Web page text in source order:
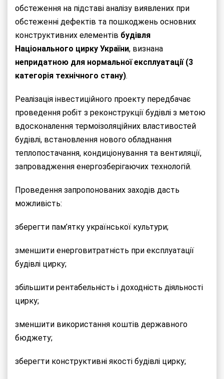
обстеження на підставі аналізу виявлених при
обстеженні дефектів та пошкоджень основних
конструктивних елементів будівля
Національного цирку України, визнана
непридатною для нормальної експлуатації (3
категорія технічного стану).
Реалізація інвестиційного проекту передбачає
проведення робіт з реконструкції будівлі з метою
вдосконалення термоізоляційних властивостей
будівлі, встановлення нового обладнання
теплопостачання, кондиціонування та вентиляції,
запровадження енергозберігаючих технологій.
Проведення запропонованих заходів дасть
можливість:
зберегти пам’ятку української культури;
зменшити енерговитратність при експлуатації
будівлі цирку;
збільшити рентабельність і доходність діяльності
цирку;
зменшити використання коштів державного
бюджету;
зберегти конструктивні якості будівлі цирку;